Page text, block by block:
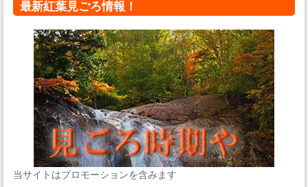
最新紅葉見ごろ情報！
当サイトはプロモーションを含みます